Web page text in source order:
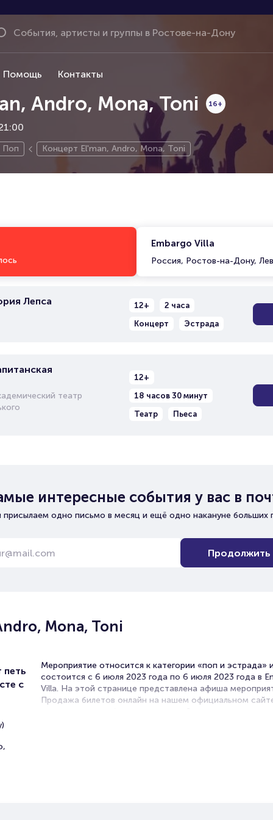
Помощь Контакты
Andro, Mona, Toni 16+
Поп Концерт El'man, Andro, Mona, Toni
Embargo Villa
Россия, Ростов-на-Дону,
Лепса 12+
2 часа
Концерт
Эстрада
театр
12+
18 часов 30 минут
Театр
Пьеса
интересные события у вас в
одно письмо в месяц и ещё одно накануне больших
Продолжить
Mona, Toni
петь
с
Мероприятие относится к категории «поп и эстрада»
состоится с 6 июля 2023 года по 6 июля 2023 года в
Villa. На этой странице представлена афиша
Продажа билетов онлайн на нашем официальном